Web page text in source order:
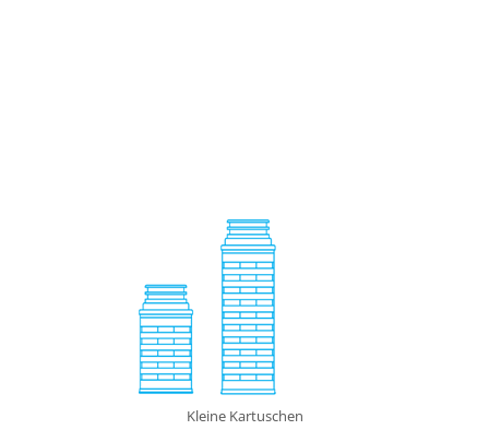
Kleine Kartuschen